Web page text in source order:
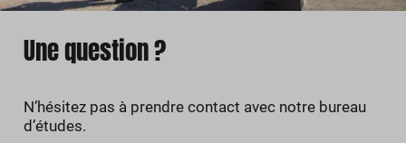
Une question ?
N’hésitez pas à prendre contact avec notre bureau
d’études.